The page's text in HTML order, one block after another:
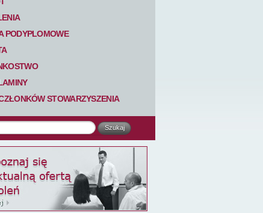
PODYPLOMOWE
STOWARZYSZENIA